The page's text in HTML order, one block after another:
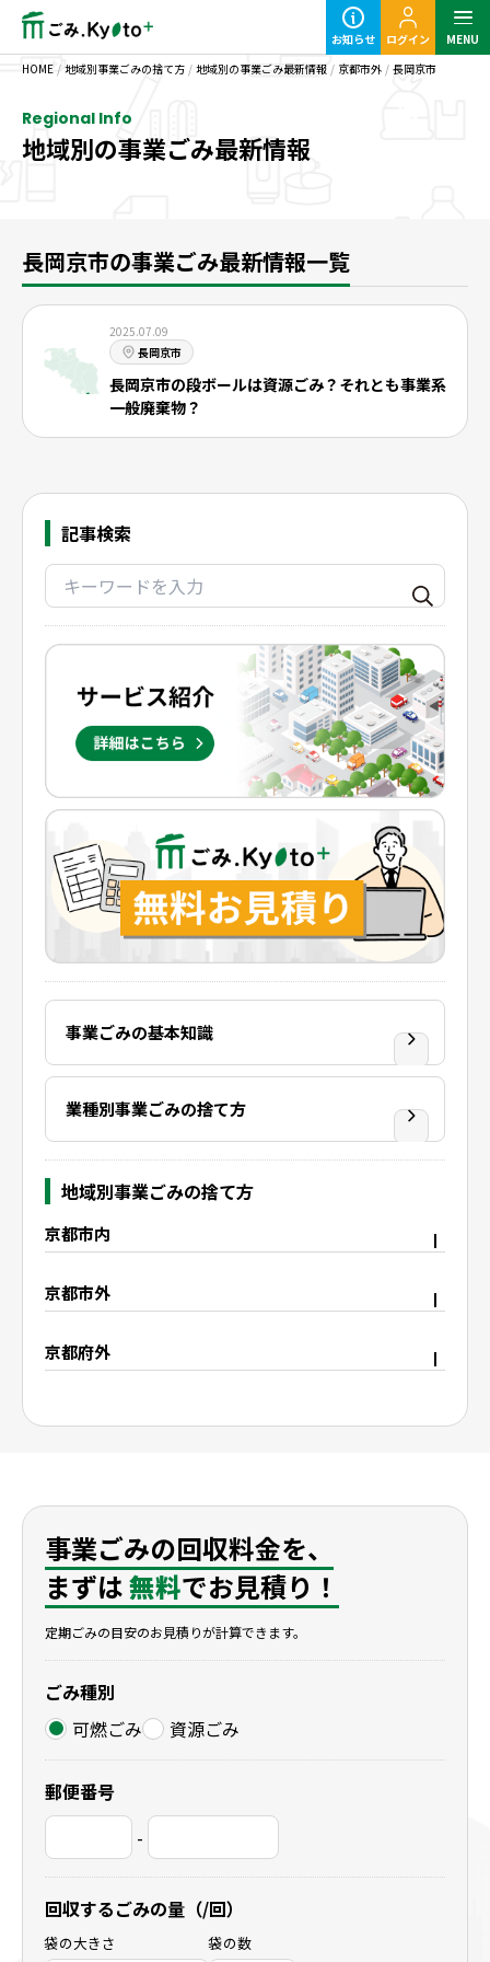
粗大ごみ回収のご利用の流れ
事業ごみの基本知識
地域別事業ごみの捨て方
お知らせ ログイン
MENU
HOME / 地域別事業ごみの捨て方 / 地域別の事業ごみ最新情報 / 京都市外 / 長岡京市
Regional Info
地域別の事業ごみ最新情報
長岡京市の事業ごみ最新情報一覧
2025.07.09
長岡京市
長岡京市の段ボールは資源ごみ？それとも事業系
一般廃棄物？
記事検索
事業ごみの基本知識
業種別事業ごみの捨て方
地域別事業ごみの捨て方
京都市内
京都市中京区
京都市下京区
京都市西京区
京都市山科区
京都市南区
京都市外
八幡市
城陽市
京都府外
滋賀県大津市
滋賀県栗東市
事業ごみの回収料金を、
まずは無料でお見積り！
定期ごみの目安のお見積りが計算できます。
ごみ種別
可燃ごみ
資源ごみ
郵便番号
-
回収するごみの量（/回）
袋の大きさ 袋の数